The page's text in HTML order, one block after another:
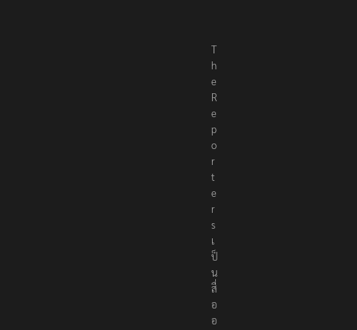
T
h
e
R
e
p
o
r
t
e
r
s
เ
ป็
น
สื่